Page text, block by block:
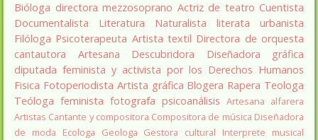
Bióloga directora mezzosoprano Actriz de teatro Cuentista
Documentalista
Literatura Naturalista literata
urbanista
Filóloga Psicoterapeuta Artista textil Directora de orquesta
cantautora
Artesana Descubridora
Diseñadora gráfica
diputada feminista y activista por los Derechos Humanos
Fisica Fotoperiodista Artista gráfica Blogera Rapera Teologa
Teóloga feminista fotografa psicoanálisis Artesana alfarera
Artistas Cantante y compositora Compositora de música Diseñadora
de moda
Ecologa Geologa Gestora cultural
Interprete musical